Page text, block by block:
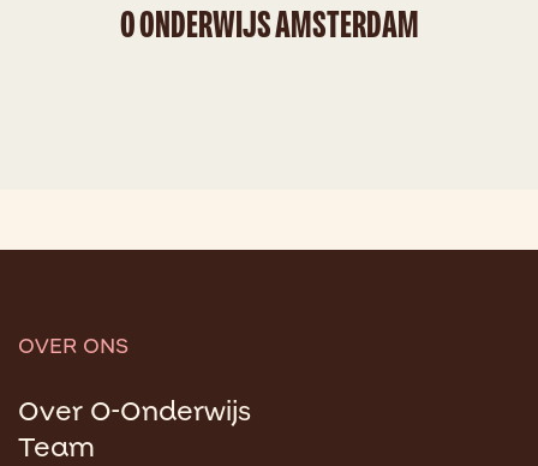
O ONDERWIJS AMSTERDAM
OVER ONS
Over O-Onderwijs
Team